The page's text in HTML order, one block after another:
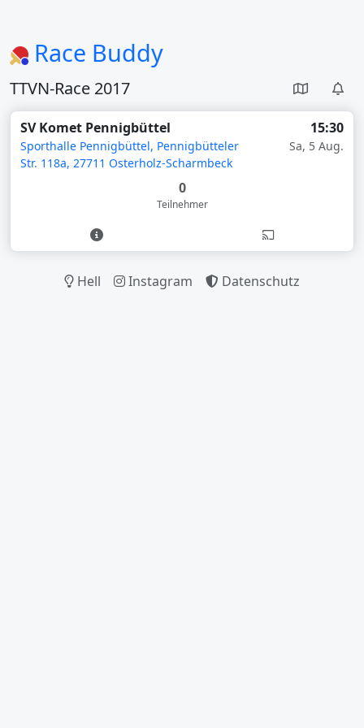
Race Buddy
TTVN-Race 2017
SV Komet Pennigbüttel
Sporthalle Pennigbüttel, Pennigbütteler
Str. 118a, 27711 Osterholz-Scharmbeck
15:30
Sa, 5 Aug.
0
Teilnehmer
Hell Instagram Datenschutz